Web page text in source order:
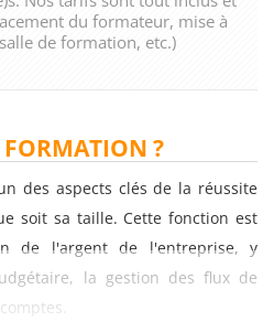
du formateur, mise à
de formation, etc.)
FORMATION ?
des aspects clés de la réussite
soit sa taille. Cette fonction est
de l'argent de l'entreprise, y
la gestion des flux de